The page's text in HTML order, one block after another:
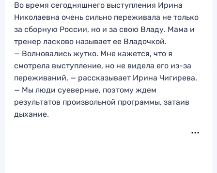
Во время сегодняшнего выступления Ирина
Николаевна очень сильно переживала не только
за сборную России, но и за свою Владу. Мама и
тренер ласково называет ее Владочкой.
— Волновались жутко. Мне кажется, что я
смотрела выступление, но не видела его из-за
переживаний, — рассказывает Ирина Чигирева.
— Мы люди суеверные, поэтому ждем
результатов произвольной программы, затаив
дыхание.